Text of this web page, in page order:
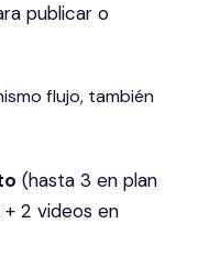
publicar o
flujo, también
(hasta 3 en plan
+ 2 videos en